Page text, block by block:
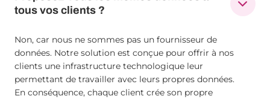
tous vos clients ?
Non, car nous ne sommes pas un fournisseur de
données. Notre solution est conçue pour offrir à nos
clients une infrastructure technologique leur
permettant de travailler avec leurs propres données.
En conséquence, chaque client crée son propre